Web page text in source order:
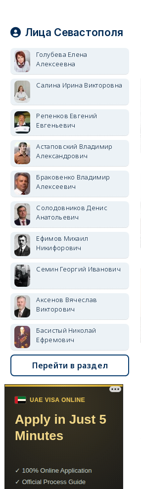
Лица Севастополя
Голубева Елена
Алексеевна
Салина Ирина Викторовна
Репенков Евгений
Евгеньевич
Астаповский Владимир
Александрович
Браковенко Владимир
Алексеевич
Солодовников Денис
Анатольевич
Ефимов Михаил
Никифорович
Семин Георгий Иванович
Аксенов Вячеслав
Викторович
Басистый Николай
Ефремович
Перейти в раздел